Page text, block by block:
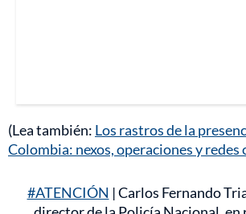
(Lea también: Los rastros de la
Colombia: nexos, operaciones y redes
#ATENCIÓN | Carlos Fernando